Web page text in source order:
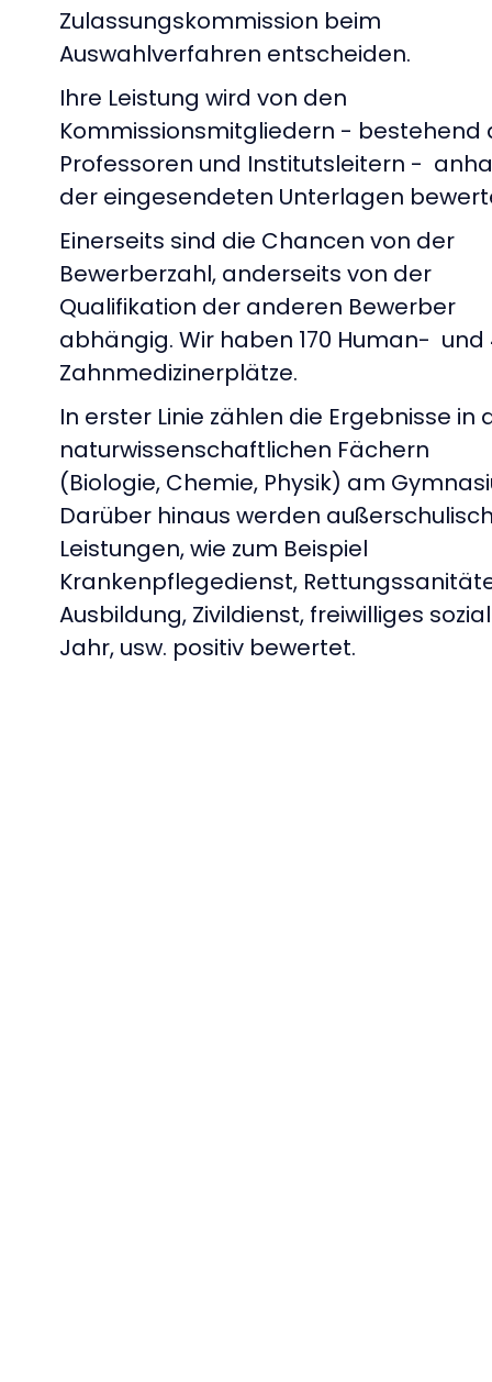
Zulassungskommission beim
Auswahlverfahren entscheiden.
Ihre Leistung wird von den
Kommissionsmitgliedern - bestehend
Professoren und Institutsleitern -
der eingesendeten Unterlagen
Einerseits sind die Chancen von der
Bewerberzahl, anderseits von der
Qualifikation der anderen Bewerber
abhängig. Wir haben 170 Human- und
Zahnmedizinerplätze.
In erster Linie zählen die Ergebnisse in
naturwissenschaftlichen Fächern
(Biologie, Chemie, Physik) am
Darüber hinaus werden
Leistungen, wie zum Beispiel
Krankenpflegedienst,
Ausbildung, Zivildienst, freiwilliges
Jahr, usw. positiv bewertet.